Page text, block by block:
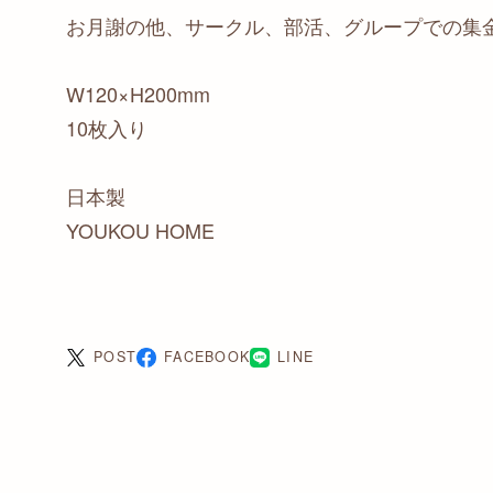
お月謝の他、サークル、部活、グループでの集
W120×H200mm
10枚入り
日本製
YOUKOU HOME
POST FACEBOOK LINE